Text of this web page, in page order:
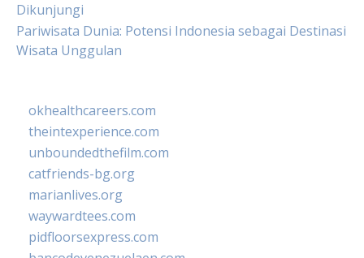
Dikunjungi
Pariwisata Dunia: Potensi Indonesia sebagai Destinasi
Wisata Unggulan
okhealthcareers.com
theintexperience.com
unboundedthefilm.com
catfriends-bg.org
marianlives.org
waywardtees.com
pidfloorsexpress.com